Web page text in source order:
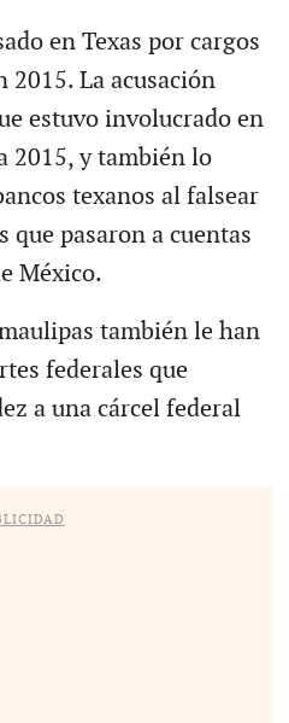
en Texas por cargos
2015. La acusación
estuvo involucrado en
2015, y también lo
texanos al falsear
que pasaron a cuentas
México.
también le han
federales que
a una cárcel federal